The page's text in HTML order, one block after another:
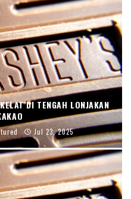
DI TENGAH LONJAKAN
Jul 23, 2025